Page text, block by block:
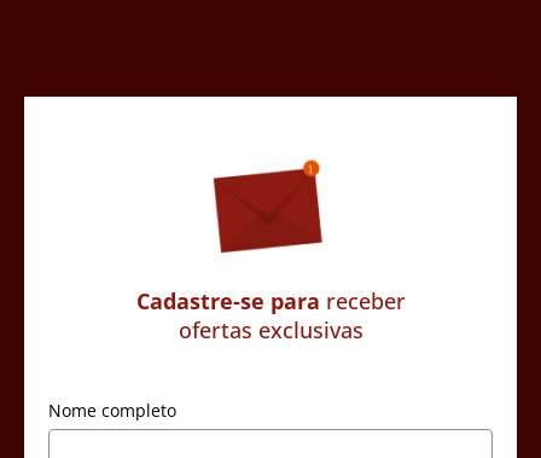
Cadastre-se para receber
ofertas exclusivas
Nome completo